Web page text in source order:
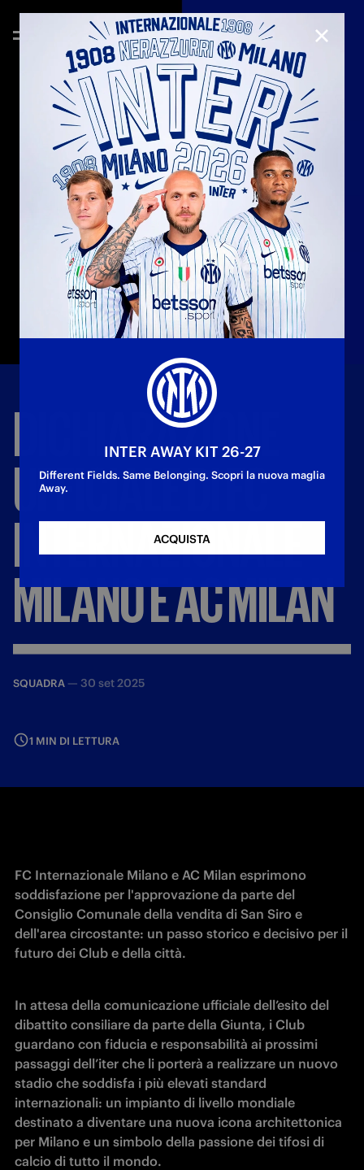
DICHIARAZIONE
UFFICIALEDIFC
INTERNAZIONALE
MILANOEACMILAN
SQUADRA — 30 set 2025
1 MIN DI LETTURA
FC Internazionale Milano e AC Milan esprimono
soddisfazione per l'approvazione da parte del
Consiglio Comunale della vendita di San Siro e
dell'area circostante: un passo storico e decisivo per il
futuro dei Club e della città.
In attesa della comunicazione ufficiale dell’esito del
dibattito consiliare da parte della Giunta, i Club
guardano con fiducia e responsabilità ai prossimi
passaggi dell’iter che li porterà a realizzare un nuovo
stadio che soddisfa i più elevati standard
internazionali: un impianto di livello mondiale
destinato a diventare una nuova icona architettonica
per Milano e un simbolo della passione dei tifosi di
calcio di tutto il mondo.
INTER AWAY KIT 26-27
Different Fields. Same Belonging. Scopri la nuova maglia
Away.
ACQUISTA